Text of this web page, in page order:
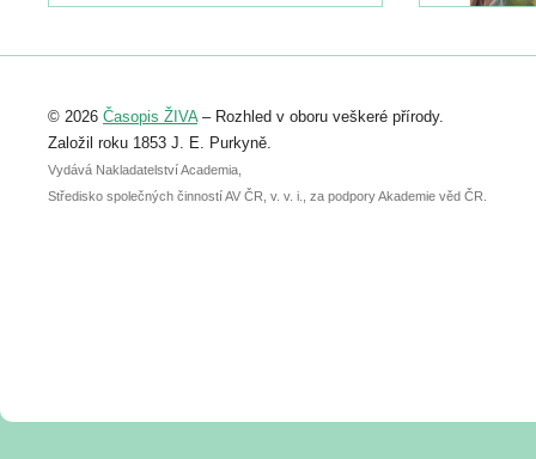
Registrovat se můžete do 6. září.
abstraktu přihlášené přednášky nebo
posteru je už 30. června.
© 2026 Časopis ŽIVA– Rozhled v oboru veškeré přírody.
Založil roku 1853 J. E. Purkyně.
Vydává Nakladatelství Academia,
Středisko společných činností AV ČR, v. v. i., za podpory Akademie věd ČR.